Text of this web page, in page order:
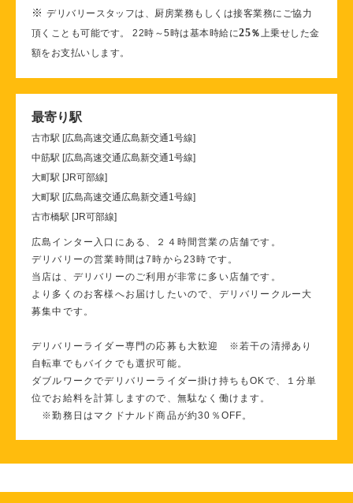
※デリバリースタッフは、厨房業務もしくは接客業務にご協力
頂くことも可能です。 22時～5時は基本時給に25％ 上乗せした金
額をお支払いします。
最寄り駅
古市駅 [広島高速交通広島新交通1号線]
中筋駅 [広島高速交通広島新交通1号線]
大町駅 [JR可部線]
大町駅 [広島高速交通広島新交通1号線]
古市橋駅 [JR可部線]
広島インター入口にある、２４時間営業の店舗です。
デリバリーの営業時間は7時から23時です。
当店は、デリバリーのご利用が非常に多い店舗です。
より多くのお客様へお届けしたいので、デリバリークルー大
募集中です。
デリバリーライダー専門の応募も大歓迎 ※若干の清掃あり
自転車でもバイクでも選択可能。
ダブルワークでデリバリーライダー掛け持ちもOKで、１分単
位でお給料を計算しますので、無駄なく働けます。
※勤務日はマクドナルド商品が約30％OFF。